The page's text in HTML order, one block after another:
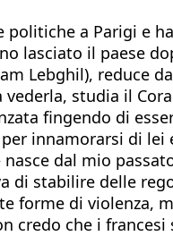
politiche a Parigi e
lasciato il paese
Lebghil), reduce
studia il
fingendo di
innamorarsi di lei
dal mio
di stabilire delle
forme di violenza,
credo che i francesi